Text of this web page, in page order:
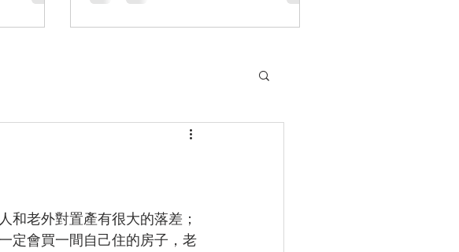
和老外對置產有很大的落差；
定會買一間自己住的房子，老